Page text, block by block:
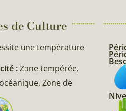
de Culture
une température
:Zone tempérée,
Zone de